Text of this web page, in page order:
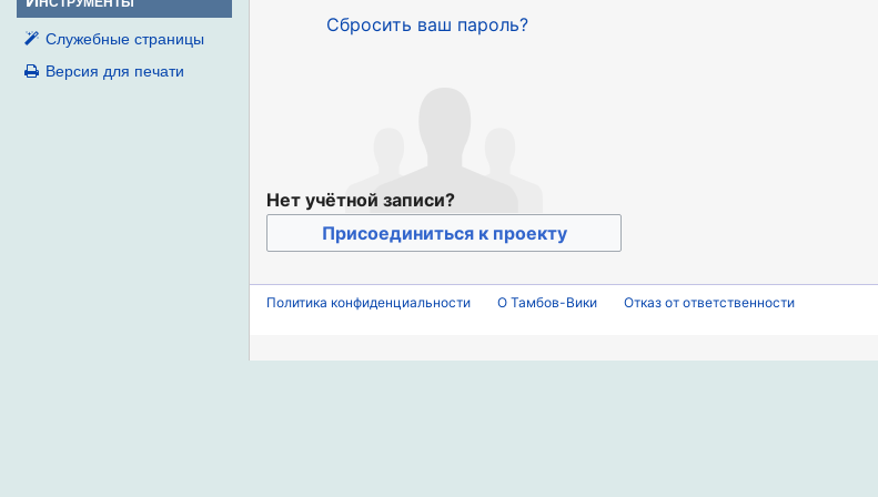
Служебные страницы
Версия для печати
Сбросить ваш пароль?
Нет учётной записи?
Присоединиться к проекту
Политика конфиденциальности О Тамбов-Вики Отказ от ответственности